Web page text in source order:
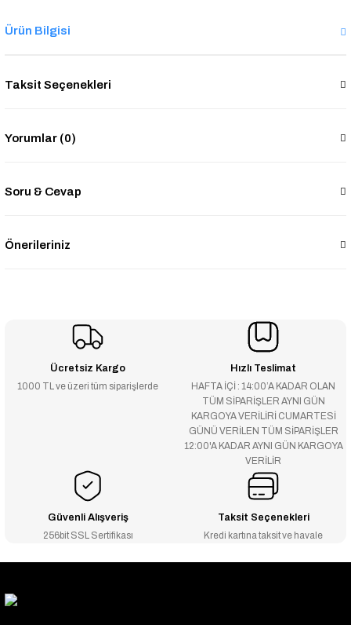
Ürün Bilgisi
Taksit Seçenekleri
Yorumlar (0)
Soru & Cevap
Önerileriniz
Ücretsiz Kargo
1000 TL ve üzeri tüm siparişlerde
Hızlı Teslimat
HAFTA İÇİ : 14:00’A KADAR OLAN
TÜM SİPARİŞLER AYNI GÜN
KARGOYA VERİLİRİ CUMARTESİ
GÜNÜ VERİLEN TÜM SİPARİŞLER
12:00'A KADAR AYNI GÜN KARGOYA
VERİLİR
Güvenli Alışveriş
256bit SSL Sertifikası
Taksit Seçenekleri
Kredi kartına taksit ve havale